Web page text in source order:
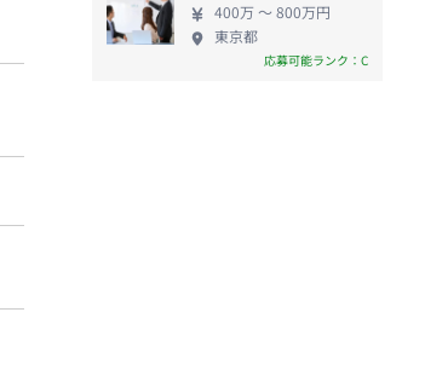
400万 〜 800万円
東京都
応募可能ランク：C